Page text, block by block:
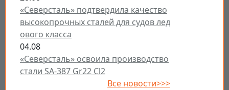
«Северсталь» подтвердила качество
высокопрочных сталей для судов лед
ового класса
04.08
«Северсталь» освоила производство
стали SA-387 Gr22 Cl2
Все новости>>>